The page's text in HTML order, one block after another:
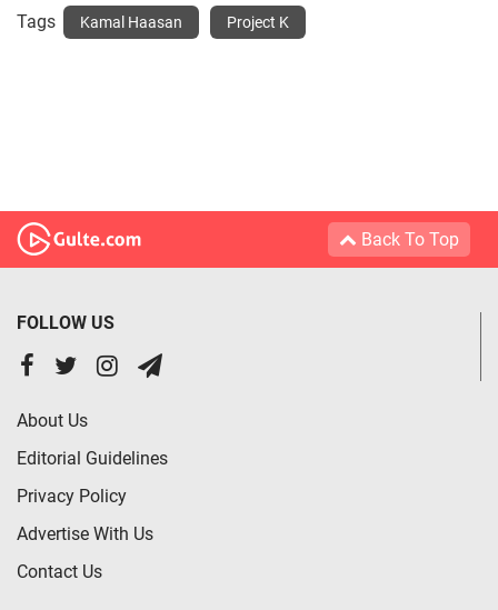
Tags Kamal Haasan Project K
Back To Top
FOLLOW US
About Us
Editorial Guidelines
Privacy Policy
Advertise With Us
Contact Us